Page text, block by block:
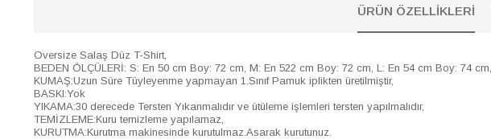
ÜRÜN ÖZELLIKLERI
Oversize Salaş Düz T-Shirt,
BEDEN ÖLÇÜLERİ: S: En 50 cm Boy: 72 cm, M: En 522 cm Boy: 72 cm, L: En 54 cm Boy: 74
KUMAŞ:Uzun Süre Tüyleyenme yapmayan 1.Sınıf Pamuk iplikten üretilmiştir,
BASKI:Yok
YIKAMA:30 derecede Tersten Yıkanmalıdır ve ütüleme işlemleri tersten yapılmalıdır,
TEMİZLEME:Kuru temizleme yapılamaz,
KURUTMA:Kurutma makinesinde kurutulmaz.Asarak kurutunuz.